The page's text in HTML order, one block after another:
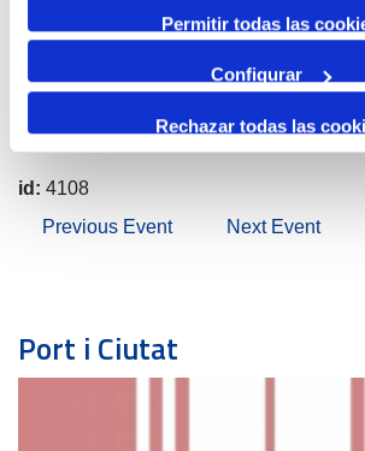
Permitir todas las
Configurar
Rechazar todas las
id: 4108
Previous Event
Next Event
Port i Ciutat